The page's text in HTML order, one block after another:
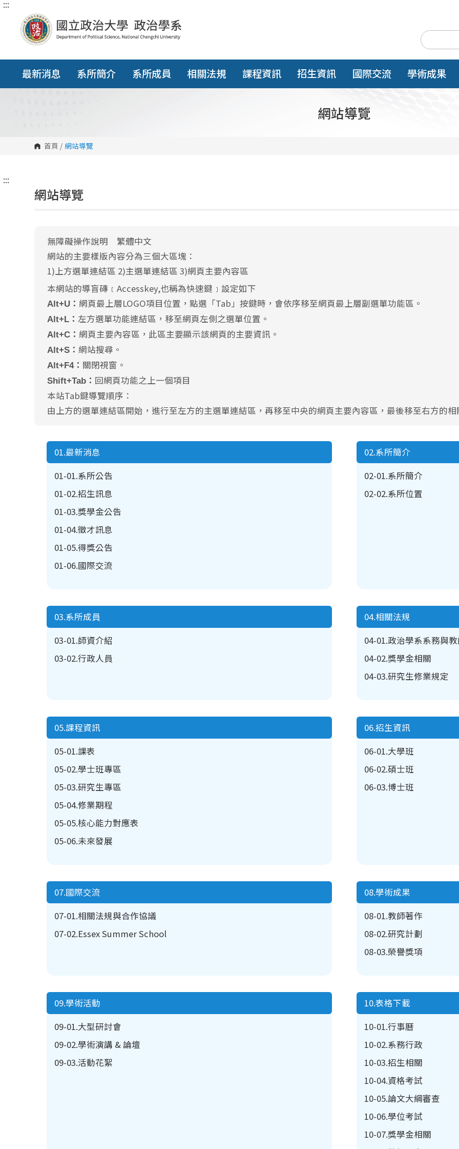
跳
塊
:::
最新消息 系所簡介 系所成員 相關法規 課程資訊 招生資訊 國際交流 學術成果
網站導覽
首頁 / 網站導覽
:::
網站導覽
無障礙操作說明 繁體中文
網站的主要樣版內容分為三個大區塊：
1)上方選單連結區 2)主選單連結區 3)網頁主要內容區
本網站的導盲磚﹝Accesskey,也稱為快速鍵﹞設定如下
Alt+U：網頁最上層LOGO項目位置，點選「Tab」按鍵時，會依序移至網頁最上層副選單功能區。
Alt+L：左方選單功能連結區，移至網頁左側之選單位置。
Alt+C：網頁主要內容區，此區主要顯示該網頁的主要資訊。
Alt+S：網站搜尋。
Alt+F4： 關閉視窗。
Shift+Tab： 回網頁功能之上一個項目
本站Tab鍵導覽順序：
由上方的選單連結區開始，進行至左方的主選單連結區，再移至中央的網頁主要內容區，最後移至右方的相
01.最新消息
01-01.系所公告
01-02.招生訊息
01-03.獎學金公告
01-04.徵才訊息
01-05.得獎公告
01-06.國際交流
02.系所簡介
02-01.系所簡介
02-02.系所位置
03.系所成員
03-01.師資介紹
03-02.行政人員
04.相關法規
04-01.政治學系系務與
04-02.獎學金相關
04-03.研究生修業規定
05.課程資訊
05-01.課表
05-02.學士班專區
05-03.研究生專區
05-04.修業期程
05-05.核心能力對應表
05-06.未來發展
06.招生資訊
06-01.大學班
06-02.碩士班
06-03.博士班
07.國際交流
07-01.相關法規與合作協議
07-02.Essex Summer School
08.學術成果
08-01.教師著作
08-02.研究計劃
08-03.榮譽獎項
09.學術活動
09-01.大型研討會
09-02.學術演講 & 論壇
09-03.活動花絮
10.表格下載
10-01.行事曆
10-02.系務行政
10-03.招生相關
10-04.資格考試
10-05.論文大綱審查
10-06.學位考試
10-07.獎學金相關